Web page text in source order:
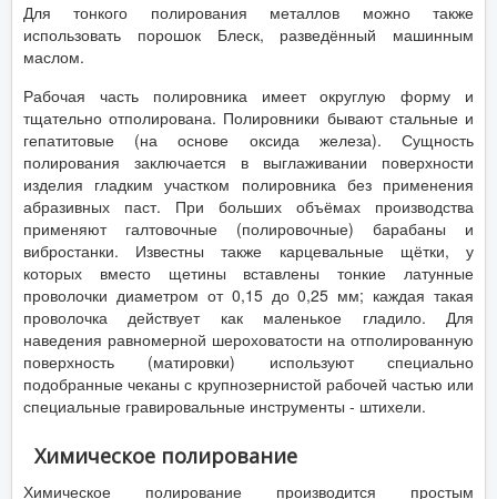
Для тонкого полирования металлов можно также
использовать порошок Блеск, разведённый машинным
маслом.
Рабочая часть полировника имеет округлую форму и
тщательно отполирована. Полировники бывают стальные и
гепатитовые (на основе оксида железа). Сущность
полирования заключается в выглаживании поверхности
изделия гладким участком полировника без применения
абразивных паст. При больших объёмах производства
применяют галтовочные (полировочные) барабаны и
вибростанки. Известны также карцевальные щётки, у
которых вместо щетины вставлены тонкие латунные
проволочки диаметром от 0,15 до 0,25 мм; каждая такая
проволочка действует как маленькое гладило. Для
наведения равномерной шероховатости на отполированную
поверхность (матировки) используют специально
подобранные чеканы с крупнозернистой рабочей частью или
специальные гравировальные инструменты - штихели.
Химическое полирование
Химическое полирование производится простым